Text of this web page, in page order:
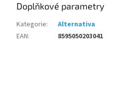
Doplňkové parametry
Kategorie:
Alternativa
EAN: 8595050203041